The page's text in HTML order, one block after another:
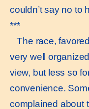
couldn’t say no to
***
The race,
very well
view, but less so
convenience.
complained about